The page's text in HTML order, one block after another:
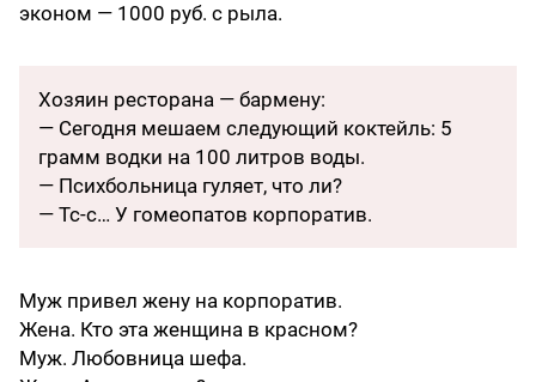
эконом — 1000 руб. с рыла.
Хозяин ресторана — бармену:
— Сегодня мешаем следующий коктейль: 5
грамм водки на 100 литров воды.
— Психбольница гуляет, что ли?
— Тс-с… У гомеопатов корпоратив.
Муж привел жену на корпоратив.
Жена. Кто эта женщина в красном?
Муж. Любовница шефа.